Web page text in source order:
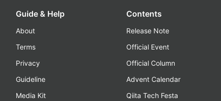
Guide & Help
About
Terms
Privacy
Guideline
Media Kit
Contents
Release Note
Official Event
Official Column
Advent Calendar
Qiita Tech Festa